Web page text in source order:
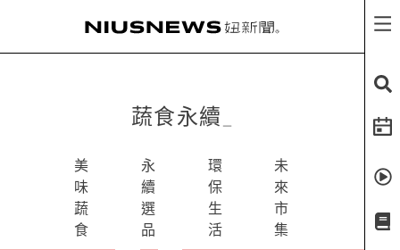
蔬食永續
美
味
蔬
食
永
續
選
品
環
保
生
活
未
來
市
集